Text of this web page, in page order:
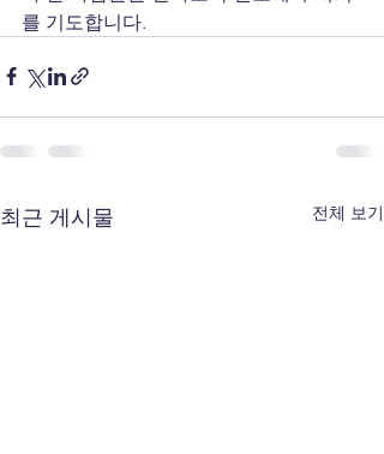
를 기도합니다.
최근 게시물 전체 보기